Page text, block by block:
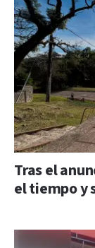
Tras el
el tiempo y